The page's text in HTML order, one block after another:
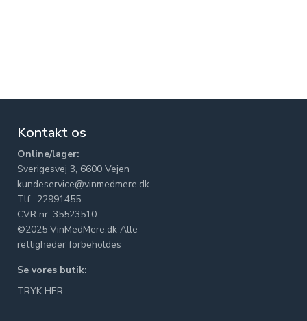
Kontakt os
Online/lager:
Sverigesvej 3, 6600 Vejen
kundeservice@vinmedmere.dk
Tlf.: 22991455
CVR nr. 35523510
©2025 VinMedMere.dk Alle
rettigheder forbeholdes
Se vores butik:
TRYK HER